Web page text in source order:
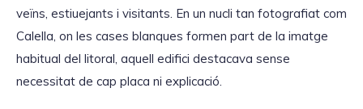
veïns, estiuejants i visitants. En un nucli tan fotografiat com
Calella, on les cases blanques formen part de la imatge
habitual del litoral, aquell edifici destacava sense
necessitat de cap placa ni explicació.